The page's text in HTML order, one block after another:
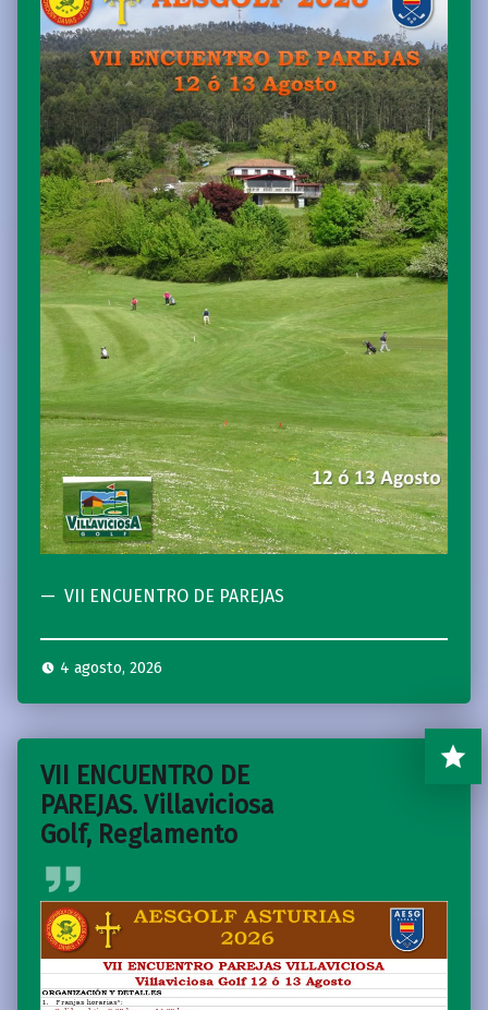
VII ENCUENTRO DE PAREJAS
4 agosto, 2026
VII ENCUENTRO DE
PAREJAS. Villaviciosa
Golf, Reglamento